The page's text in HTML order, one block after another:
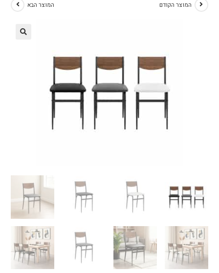
המוצר הקודם המוצר הבא